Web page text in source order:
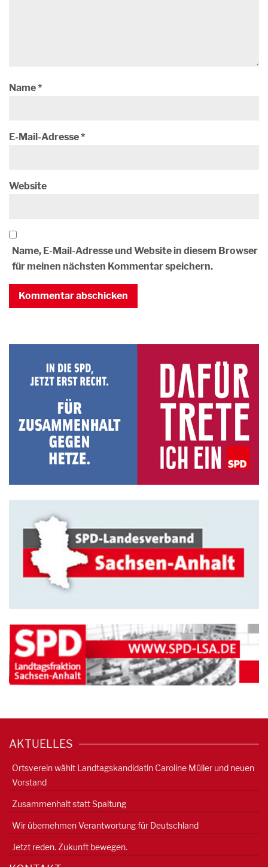
Name*
E-Mail-Adresse*
Website
Name, E-Mail-Adresse und Website in diesem Browser
für meinen nächsten Kommentar speichern.
AKTUELLES
Ortsverein wählt Landtagskandidatin Caroline Müller und neuen
Vorstand
Zusammenhalt statt Spaltung
Wir übernehmen Verantwortung für Deutschland
Jetzt reden. Zukunft bewegen.